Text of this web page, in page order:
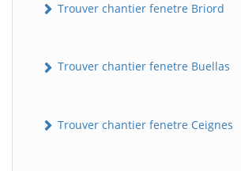
Trouver chantier fenetre Briord
Trouver chantier fenetre Buellas
Trouver chantier fenetre Ceignes